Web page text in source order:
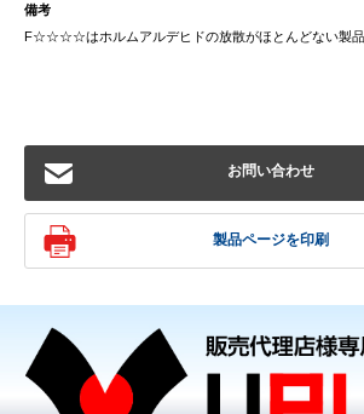
備考
F☆☆☆☆はホルムアルデヒドの放散がほとんどない製品
お問い合わせ
製品ページを印刷